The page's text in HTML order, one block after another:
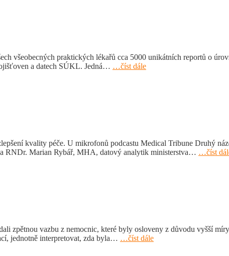
všeobecných praktických lékařů cca 5000 unikátních reportů o
a datech SÚKL. Jedná… …číst dále
kvality péče. U mikrofonů podcastu Medical Tribune Druhý
RNDr. Marian Rybář, MHA, datový analytik ministerstva… …číst
zpětnou vazbu z nemocnic, které byly osloveny z důvodu vyšší
jednotně interpretovat, zda byla… …číst dále